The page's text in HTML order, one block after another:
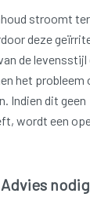
stroomt
deze
de levensstijl
het probleem
Indien dit geen
wordt een
Advies